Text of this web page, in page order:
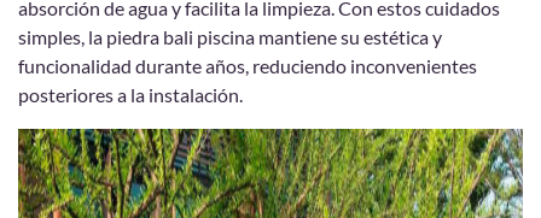
absorción de agua y facilita la limpieza. Con estos cuidados
simples, la piedra bali piscina mantiene su estética y
funcionalidad durante años, reduciendo inconvenientes
posteriores a la instalación.